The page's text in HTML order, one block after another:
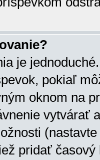
je
pokiaľ
oknom na
vytvárať
pridať